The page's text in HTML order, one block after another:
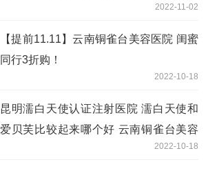
2022-11-02
【提前11.11】云南铜雀台美容医院 闺蜜
同行3折购！
2022-10-18
昆明濡白天使认证注射医院 濡白天使和
爱贝芙比较起来哪个好 云南铜雀台美容
2022-10-18